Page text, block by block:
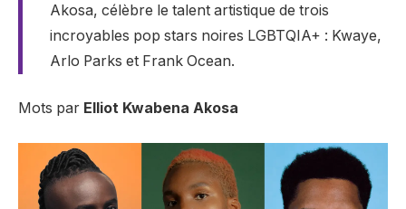
Akosa, célèbre le talent artistique de trois
incroyables pop stars noires LGBTQIA+ : Kwaye,
Arlo Parks et Frank Ocean.
Mots par Elliot Kwabena Akosa